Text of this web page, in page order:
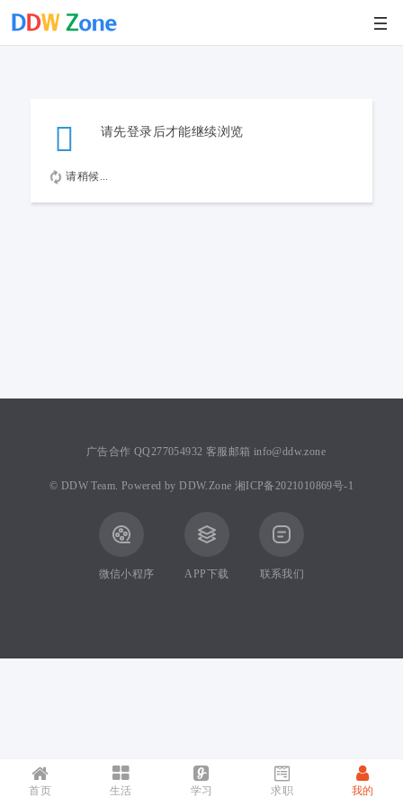
请先登录后才能继续浏览
请稍候...
首页 生活 学习 求职 我的
广告合作 QQ277054932 客服邮箱 info@ddw.zone
© DDW Team. Powered byDDW.Zone 湘ICP备2021010869号-1
微信小程序 APP下载 联系我们